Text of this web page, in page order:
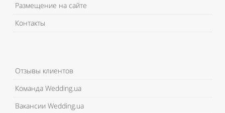
Размещение на сайте
Контакты
Отзывы клиентов
Команда Wedding.ua
Вакансии Wedding.ua